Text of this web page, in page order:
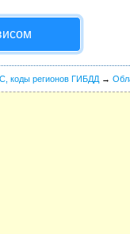
коды регионов ГИБДД →